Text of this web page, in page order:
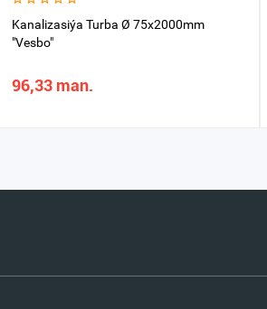
Kanalizasiýa Turba Ø 75x2000mm
"Vesbo"
96,33 man.